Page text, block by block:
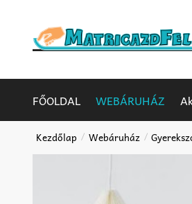
navigation
content
FŐOLDAL WEBÁRUHÁZ
Kezdőlap / Webáruház /